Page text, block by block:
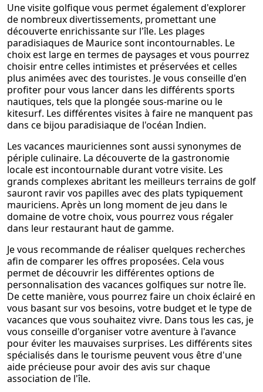
Une visite golfique vous permet également d'explorer
de nombreux divertissements, promettant une
découverte enrichissante sur l'île. Les plages
paradisiaques de Maurice sont incontournables. Le
choix est large en termes de paysages et vous pourrez
choisir entre celles intimistes et préservées et celles
plus animées avec des touristes. Je vous conseille d'en
profiter pour vous lancer dans les différents sports
nautiques, tels que la plongée sous-marine ou le
kitesurf. Les différentes visites à faire ne manquent pas
dans ce bijou paradisiaque de l'océan Indien.
Les vacances mauriciennes sont aussi synonymes de
périple culinaire. La découverte de la gastronomie
locale est incontournable durant votre visite. Les
grands complexes abritant les meilleurs terrains de golf
sauront ravir vos papilles avec des plats typiquement
mauriciens. Après un long moment de jeu dans le
domaine de votre choix, vous pourrez vous régaler
dans leur restaurant haut de gamme.
Je vous recommande de réaliser quelques recherches
afin de comparer les offres proposées. Cela vous
permet de découvrir les différentes options de
personnalisation des vacances golfiques sur notre île.
De cette manière, vous pourrez faire un choix éclairé en
vous basant sur vos besoins, votre budget et le type de
vacances que vous souhaitez vivre. Dans tous les cas, je
vous conseille d'organiser votre aventure à l'avance
pour éviter les mauvaises surprises. Les différents sites
spécialisés dans le tourisme peuvent vous être d'une
aide précieuse pour avoir des avis sur chaque
association de l'île.